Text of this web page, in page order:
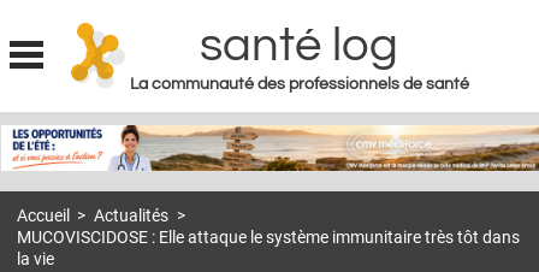
Jump to navigation
santé log
La communauté des professionnels de santé
MON COMPTE
S'ABONNER À LA REVUE SOIN À DOMICILE
Accueil > Actualités >
MUCOVISCIDOSE : Elle attaque le système immunitaire très tôt dans
la vie